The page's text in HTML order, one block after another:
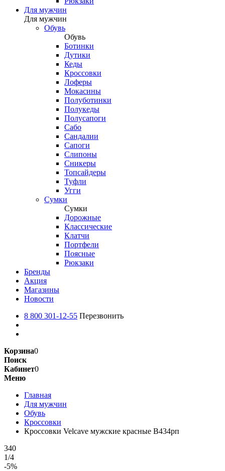
Для мужчин
Для мужчин
Обувь
Обувь
Ботинки
Дутики
Кеды
Кроссовки
Лоферы
Мокасины
Полуботинки
Полукеды
Полусапоги
Сабо
Сандалии
Сапоги
Слипоны
Сникеры
Топсайдеры
Туфли
Угги
Сумки
Сумки
Дорожные
Классические
Клатчи
Портфели
Поясные
Рюкзаки
Бренды
Акция
Магазины
Новости
8 800 301-12-55 Перезвонить
Корзина0
Поиск
Кабинет0
Меню
Главная
Для мужчин
Обувь
Кроссовки
Кроссовки Velcave мужские красные В434рп
340
1/4
-5%